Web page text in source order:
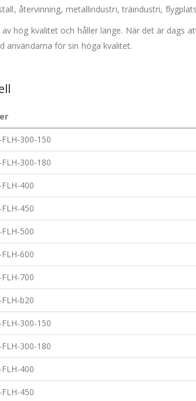
återvinning, metallindustri, träindustri,
hög kvalitet och håller länge. När det är dags
användarna för sin höga kvalitet.
300-150
300-180
400
450
500
600
700
b20
300-150
300-180
400
450